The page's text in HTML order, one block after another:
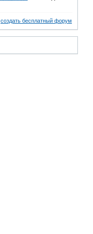
создать бесплатный форум